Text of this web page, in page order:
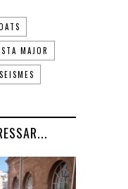
MAJOR
SEISMES